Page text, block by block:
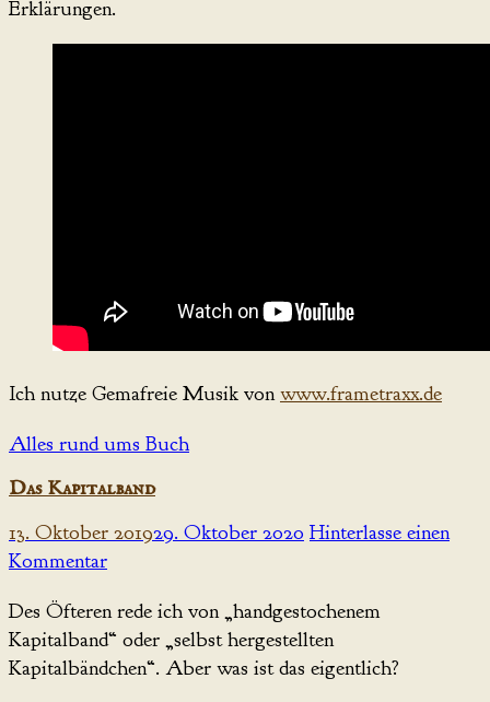
Erklärungen.
Ich nutze Gemafreie Musik vonwww.frametraxx.de
Alles rund ums Buch
Das Kapitalband
13. Oktober 201929. Oktober 2020 Hinterlasse einen
Kommentar
Des Öfteren rede ich von „handgestochenem
Kapitalband“ oder „selbst hergestellten
Kapitalbändchen“. Aber was ist das eigentlich?